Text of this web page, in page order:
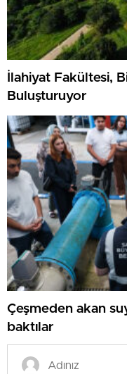
İlahiyat Fakültesi,
Buluşturuyor
Çeşmeden akan
baktılar